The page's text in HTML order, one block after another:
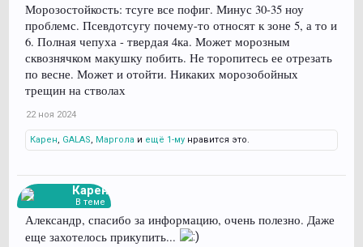
Морозостойкость: тсуге все пофиг. Минус 30-35 ноу
проблемс. Псевдотсугу почему-то относят к зоне 5, а то и
6. Полная чепуха - твердая 4ка. Может морозным
сквознячком макушку побить. Не торопитесь ее отрезать
по весне. Может и отойти. Никаких морозобойных
трещин на стволах
22 ноя 2024
Карен, GALAS, Маргола и ещё 1-му нравится это.
Карен
В теме
Александр, спасибо за информацию, очень полезно. Даже
еще захотелось прикупить...